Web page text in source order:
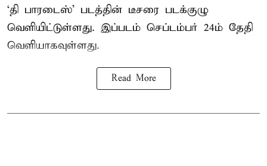
‘தி பாரடைஸ்’ படத்தின் டீசரை படக்குழு
வெளியிட்டுள்ளது. இப்படம் செப்டம்பர் 24ம் தேதி
வெளியாகவுள்ளது.
Read More